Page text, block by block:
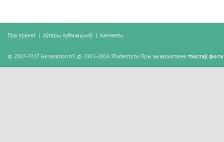
Пра праект | Аўтары публікацыяў | Кантакты
© 2007-2017 Generation.bY, © 2003-2006 Studenty.by. Пры выкарыстанні тэкстаў, фота